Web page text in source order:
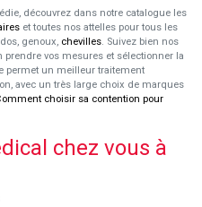
découvrez dans notre catalogue les
et toutes nos attelles pour tous les
dos, genoux, chevilles. Suivez bien nos
vos mesures et sélectionner la
permet un meilleur traitement
avec un très large choix de marques
choisir sa contention pour
chez vous à